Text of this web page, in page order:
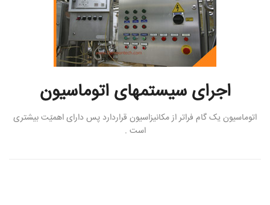
اجرای سیستمهای اتوماسیون
اتوماسیون یک گام فراتر از مکانیزاسیون قراردارد پس دارای اهمیّت بیشتری
است .